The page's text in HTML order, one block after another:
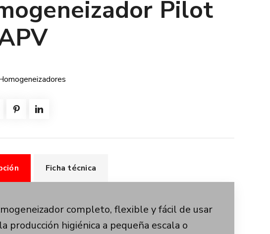
Pilot
Ficha técnica
completo, flexible y fácil de usar
producción higiénica a pequeña escala o